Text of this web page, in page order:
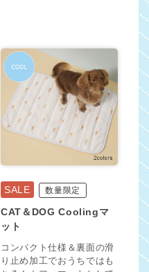
SALE 数量限定
CAT＆DOG Coolingマ
ット
コンパクト仕様＆裏面の滑
り止め加工でおうちではも